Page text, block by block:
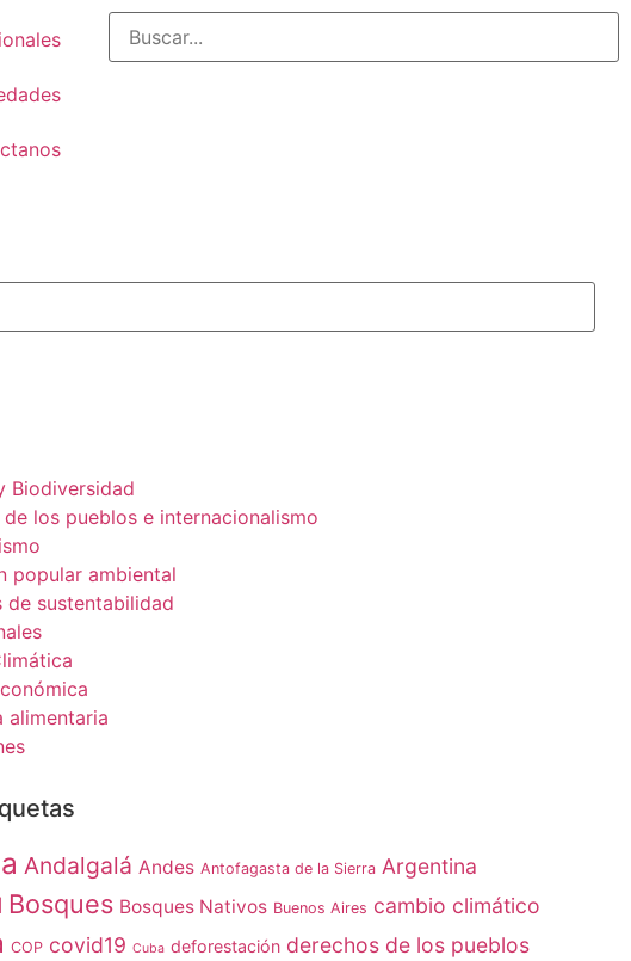
Biodiversidad
de los pueblos e internacionalismo
popular ambiental
de sustentabilidad
alimentaria
Andalgalá Andes Antofagasta de la Sierra Argentina
Bosques Bosques Nativos Buenos Aires cambio climático
COP covid19 Cuba deforestación derechos de los pueblos